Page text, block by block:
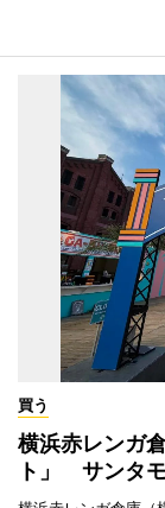
買う
横浜赤レンガ
ト」 サンタ